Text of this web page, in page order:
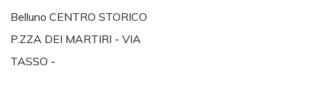
Belluno CENTRO STORICO
P.ZZA DEI MARTIRI - VIA
TASSO -